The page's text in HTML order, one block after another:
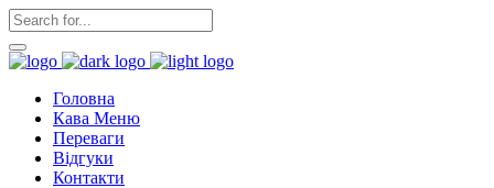
Головна
Кава Меню
Переваги
Відгуки
Контакти